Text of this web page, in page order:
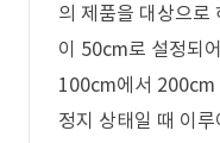
의 제품을 대상으로
이 50cm로 설정되
100cm에서 200cm
정지 상태일 때 이